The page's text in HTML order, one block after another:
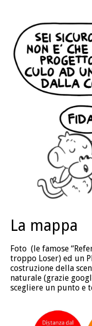
La mappa
Foto (le famose
troppo Loser) ed un
costruzione della
naturale (grazie
scegliere un punto e